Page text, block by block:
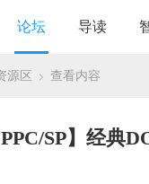
论坛 导读
源区 查看内容
PPC/SP】经典